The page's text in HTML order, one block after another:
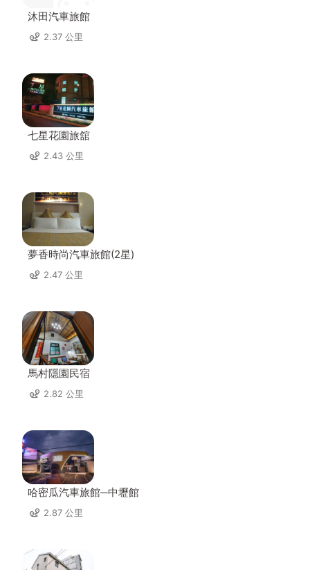
沐田汽車旅館
2.37 公里
七星花園旅舘
2.43 公里
夢香時尚汽車旅館(2星)
2.47 公里
馬村隱園民宿
2.82 公里
哈密瓜汽車旅館─中壢館
2.87 公里